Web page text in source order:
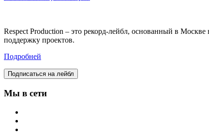
Respect Production – это рекорд-лейбл, основанный в
поддержку проектов.
Подробней
Подписаться на лейбл
Мы в сети